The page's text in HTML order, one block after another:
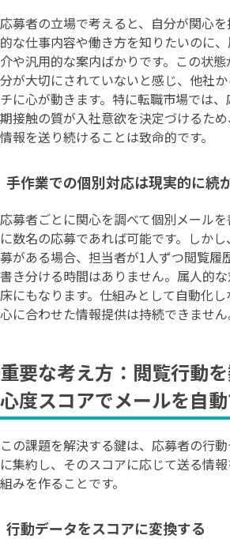
応募者の立場で考えると、自分が関心
的な仕事内容や働き方を知りたいのに
介や汎用的な案内ばかりです。この状
分が大切にされていないと感じ、他社
チに心が動きます。特に転職市場では
期接触の質が入社意欲を決定づけるた
情報を送り続けることは致命的です。
手作業での個別対応は現実的に続
応募者ごとに関心を調べて個別メール
に数名の応募であれば可能です。しか
募がある場合、担当者が1人ずつ閲覧履
書き分ける時間はありません。属人的
床にもなります。仕組みとして自動化
心に合わせた情報提供は持続できません
重要な考え方：閲覧行動
心度スコアでメールを自
この課題を解決する鍵は、応募者の行
に集約し、そのスコアに応じて送る情
組みを作ることです。
行動データをスコアに変換する